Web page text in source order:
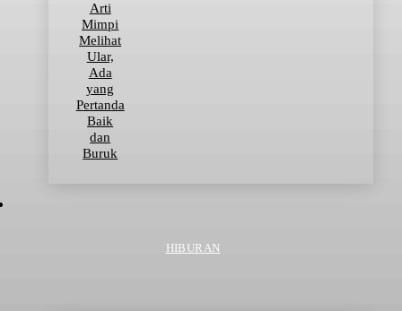
Arti
Mimpi
Melihat
Ular,
Ada
yang
Pertanda
Baik
dan
Buruk
HIBURAN